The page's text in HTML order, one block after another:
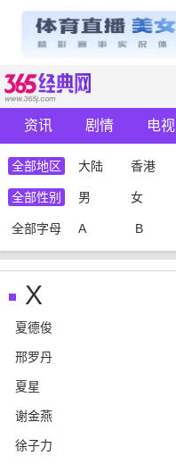
资讯 剧情 电视
全部地区 大陆 香港
全部性别 男 女
全部字母 A B
X
夏德俊
邢罗丹
夏星
谢金燕
徐子力